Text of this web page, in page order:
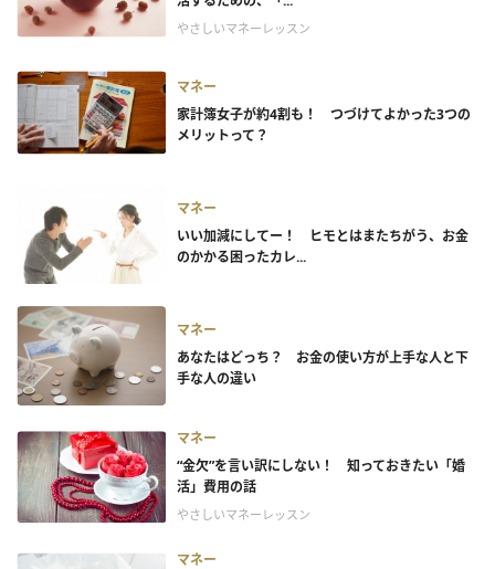
やさしいマネーレッスン
マネー
家計簿女子が約4割も！ つづけてよかった3つの
メリットって？
マネー
いい加減にしてー！ ヒモとはまたちがう、お金
のかかる困ったカレ...
マネー
あなたはどっち？ お金の使い方が上手な人と下
手な人の違い
マネー
“金欠”を言い訳にしない！ 知っておきたい「婚
活」費用の話
やさしいマネーレッスン
マネー